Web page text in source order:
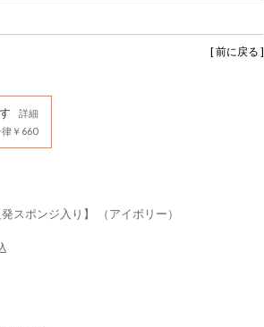
[ 前に戻る ]
詳細
￥660
スポンジ入り】 （アイボリー）